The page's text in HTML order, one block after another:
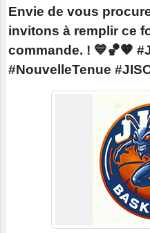
Envie de vous
invitons à remplir ce
commande. ! 💙🏀🧡
#NouvelleTenue